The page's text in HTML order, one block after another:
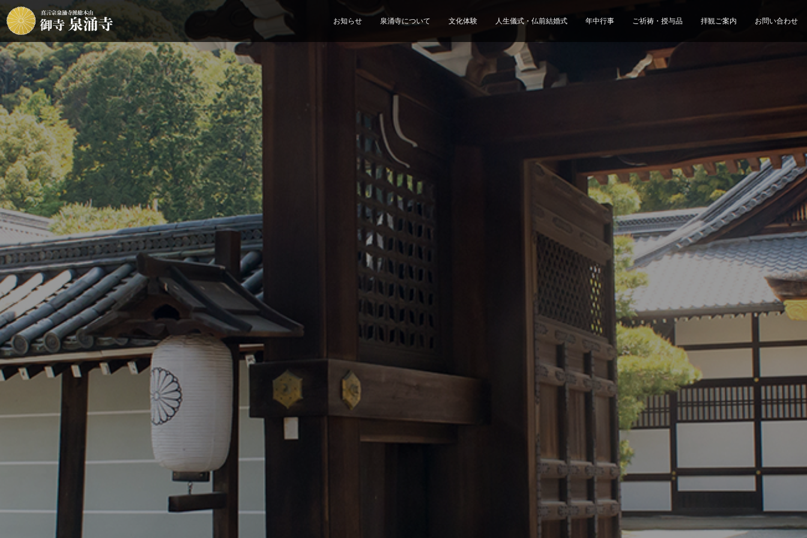
お知らせ
８月２９日、３０日 教学講習会 公
開講座のお知らせ
【朝粥付早朝拝観】2026 9月 泉涌寺
楊貴妃観音堂「朝参り」開催
OTOBUTAI 2026 一般観覧募集 泉涌寺の夏の新たな彩「願いの笹」
【２０２６夏休み】泉涌寺で親子文化
体験イベント開催｜絵本づくり・精進
料理・お寺案内を楽しむ一日
泉涌寺について
泉涌寺と皇室 文化財・施設 山内寺院 霊園のご案内 御寺 泉涌寺を護る会
泉山幼稚園
文化体験
華道 月輪未生流 香道 泉山御流 算賀の祝
人生儀式・仏前結婚式 年中行事 ご祈祷・授与品 拝観ご案内 お問い合わせ
よくあるご質問 お問い合わせフォーム 報道関係の皆様へ